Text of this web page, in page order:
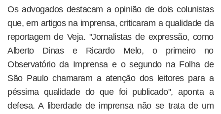
Os advogados destacam a opinião de dois colunistas
que, em artigos na imprensa, criticaram a qualidade da
reportagem de Veja. "Jornalistas de expressão, como
Alberto Dinas e Ricardo Melo, o primeiro no
Observatório da Imprensa e o segundo na Folha de
São Paulo chamaram a atenção dos leitores para a
péssima qualidade do que foi publicado", aponta a
defesa. A liberdade de imprensa não se trata de um